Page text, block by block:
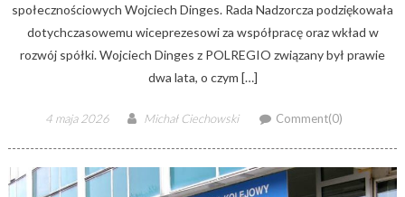
społecznościowych Wojciech Dinges. Rada Nadzorcza podziękowała
dotychczasowemu wiceprezesowi za współpracę oraz wkład w
rozwój spółki. Wojciech Dinges z POLREGIO związany był prawie
dwa lata, o czym […]
Posted
4 maja 2026 Author
Michał Ciechowski Comment(0)